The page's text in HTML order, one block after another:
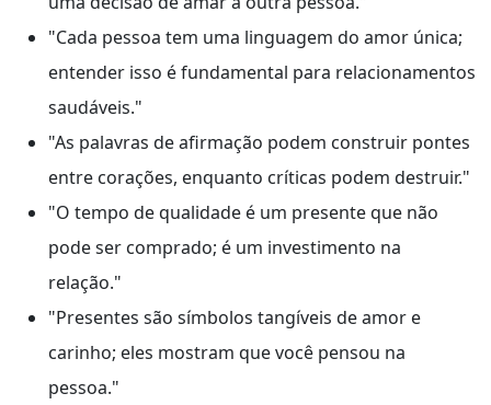
"Cada pessoa tem uma linguagem do amor única;
entender isso é fundamental para relacionamentos
saudáveis."
"As palavras de afirmação podem construir pontes
entre corações, enquanto críticas podem destruir."
"O tempo de qualidade é um presente que não
pode ser comprado; é um investimento na
relação."
"Presentes são símbolos tangíveis de amor e
carinho; eles mostram que você pensou na
pessoa."